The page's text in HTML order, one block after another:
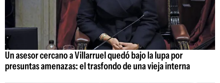
Un asesor cercano a Villarruel quedó bajo la lupa por
presuntas amenazas: el trasfondo de una vieja interna